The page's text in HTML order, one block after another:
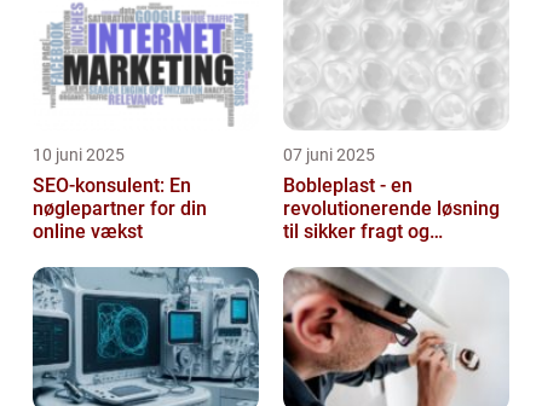
10 juni 2025
SEO-konsulent: En
nøglepartner for din
online vækst
07 juni 2025
Bobleplast - en
revolutionerende løsning
til sikker fragt og